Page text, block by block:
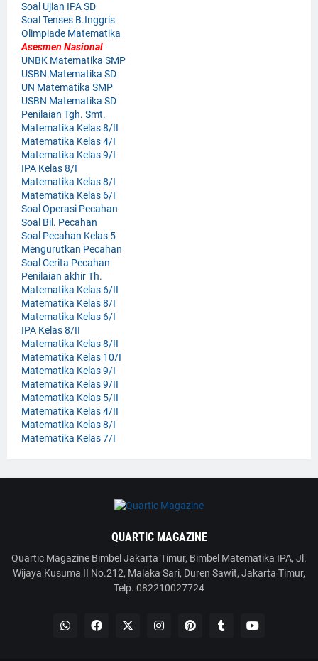
Soal Ujian IPA SD
Soal Tenses B.Inggris
Olimpiade Matematika
Asesmen Nasional
UNBK Matematika SMP
USBN Matematika SD
UN Matematika SMP
USBN Matematika SD
Penilaian Tgh. Smt.
Matematika Kelas 8/II
Matematika Kelas 4/I
Matematika Kelas 9/I
IPA Kelas 8/I
Matematika Kelas 8/I
Matematika Kelas 6/I
Soal Operasi Pecahan
Soal Bil. Pecahan
Soal Pecahan Kelas 5
Mengurutkan Pecahan
Soal Cerita Pecahan
Penilaian akhir Th.
Matematika Kelas 6/II
Matematika Kelas 8/I
Matematika Kelas 6/I
IPA Kelas 8/II
Matematika Kelas 8/II
Matematika Kelas 10/I
Matematika Kelas 9/I
Matematika Kelas 9/II
Matematika Kelas 5/II
Matematika Kelas 4/II
Matematika Kelas 8/I
Matematika Kelas 7/I
QUARTIC MAGAZINE
Quartic Magazine Bimbel Jakarta Timur, Bimbel Matematika IPA, Jl.
Wijaya Kusuma II No.212, Malaka Sari, Duren Sawit, Jakarta Timur,
Telp. 082210027724